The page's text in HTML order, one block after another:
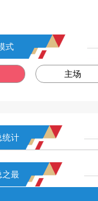
式
主场
统计
之最